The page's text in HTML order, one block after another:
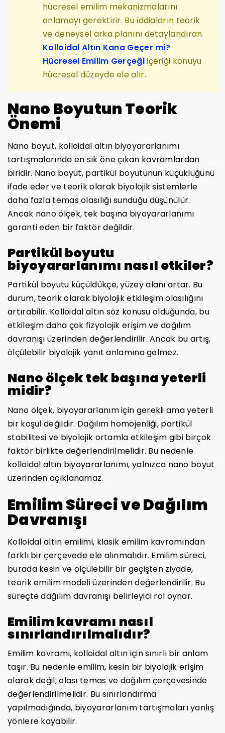
hücresel emilim mekanizmalarını
anlamayı gerektirir. Bu iddiaların teorik
ve deneysel arka planını detaylandıran
Kolloidal Altın Kana Geçer mi?
Hücresel Emilim Gerçeğiiçeriği konuyu
hücresel düzeyde ele alır.
Nano Boyutun Teorik
Önemi
Nano boyut, kolloidal altın biyoyararlanımı
tartışmalarında en sık öne çıkan kavramlardan
biridir. Nano boyut, partikül boyutunun küçüklüğünü
ifade eder ve teorik olarak biyolojik sistemlerle
daha fazla temas olasılığı sunduğu düşünülür.
Ancak nano ölçek, tek başına biyoyararlanımı
garanti eden bir faktör değildir.
Partikül boyutu
biyoyararlanımı nasıl etkiler?
Partikül boyutu küçüldükçe, yüzey alanı artar. Bu
durum, teorik olarak biyolojik etkileşim olasılığını
artırabilir. Kolloidal altın söz konusu olduğunda, bu
etkileşim daha çok fizyolojik erişim ve dağılım
davranışı üzerinden değerlendirilir. Ancak bu artış,
ölçülebilir biyolojik yanıt anlamına gelmez.
Nano ölçek tek başına yeterli
midir?
Nano ölçek, biyoyararlanım için gerekli ama yeterli
bir koşul değildir. Dağılım homojenliği, partikül
stabilitesi ve biyolojik ortamla etkileşim gibi birçok
faktör birlikte değerlendirilmelidir. Bu nedenle
kolloidal altın biyoyararlanımı, yalnızca nano boyut
üzerinden açıklanamaz.
Emilim Süreci ve Dağılım
Davranışı
Kolloidal altın emilimi, klasik emilim kavramından
farklı bir çerçevede ele alınmalıdır. Emilim süreci,
burada kesin ve ölçülebilir bir geçişten ziyade,
teorik emilim modeli üzerinden değerlendirilir. Bu
süreçte dağılım davranışı belirleyici rol oynar.
Emilim kavramı nasıl
sınırlandırılmalıdır?
Emilim kavramı, kolloidal altın için sınırlı bir anlam
taşır. Bu nedenle emilim, kesin bir biyolojik erişim
olarak değil; olası temas ve dağılım çerçevesinde
değerlendirilmelidir. Bu sınırlandırma
yapılmadığında, biyoyararlanım tartışmaları yanlış
yönlere kayabilir.